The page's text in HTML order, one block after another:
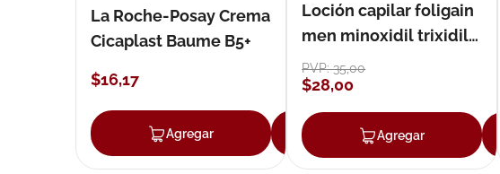
La Roche-Posay Crema
Cicaplast Baume B5+
$16,17
Agregar Agregar
Loción capilar foligain
men minoxidil trixidil
loción 59 ml
PVP:35,00
$28,00
Agregar